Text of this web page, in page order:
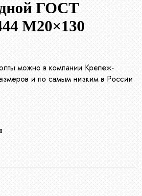
ГОСТ
М20×130
можно в компании Крепеж-
и по самым низким в России